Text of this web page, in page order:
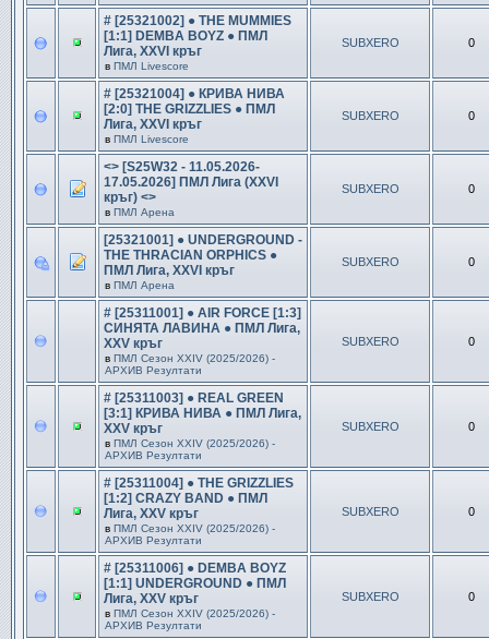
# [25321002] ● THE MUMMIES
[1:1] DEMBA BOYZ ● ПМЛ
Лига, XXVI кръг
в ПМЛ Livescore
SUBXERO 0
# [25321004] ● КРИВА НИВА
[2:0] THE GRIZZLIES ● ПМЛ
Лига, XXVI кръг
в ПМЛ Livescore
SUBXERO 0
<> [S25W32 - 11.05.2026-
17.05.2026] ПМЛ Лига (XXVI
кръг) <>
в ПМЛ Арена
SUBXERO 0
[25321001] ● UNDERGROUND -
THE THRACIAN ORPHICS ●
ПМЛ Лига, XXVI кръг
в ПМЛ Арена
SUBXERO 0
# [25311001] ● AIR FORCE [1:3]
СИНЯТА ЛАВИНА ● ПМЛ Лига,
XXV кръг
в ПМЛ Сезон ХXIV (2025/2026) -
АРХИВ Резултати
SUBXERO 0
# [25311003] ● REAL GREEN
[3:1] КРИВА НИВА ● ПМЛ Лига,
XXV кръг
в ПМЛ Сезон ХXIV (2025/2026) -
АРХИВ Резултати
SUBXERO 0
# [25311004] ● THE GRIZZLIES
[1:2] CRAZY BAND ● ПМЛ
Лига, XXV кръг
в ПМЛ Сезон ХXIV (2025/2026) -
АРХИВ Резултати
SUBXERO 0
# [25311006] ● DEMBA BOYZ
[1:1] UNDERGROUND ● ПМЛ
Лига, XXV кръг
в ПМЛ Сезон ХXIV (2025/2026) -
АРХИВ Резултати
SUBXERO 0